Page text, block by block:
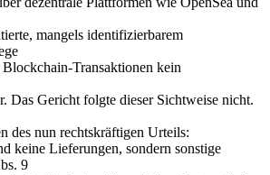
mangels identifizierbarem
Transaktionen kein
Das Gericht folgte dieser Sichtweise nicht.
des nun rechtskräftigen Urteils:
keine Lieferungen, sondern sonstige
9